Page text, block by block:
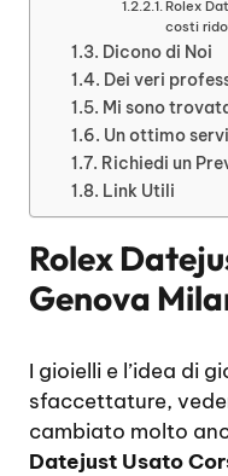
Rolex
costi
Dicono di Noi
Dei veri
Mi sono
Un ottimo
Richiedi un
Link Utili
Rolex
Genova
I gioielli e l’idea di
sfaccettature,
cambiato molto
Datejust Usato